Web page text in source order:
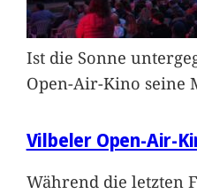
Ist die Sonne
Open-Air-Kino seine
Vilbeler Open-Air-
Während die letzten